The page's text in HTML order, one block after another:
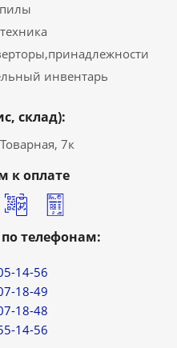
инвентарь
склад):
7к
к оплате
телефонам:
14-56
18-49
18-48
14-56